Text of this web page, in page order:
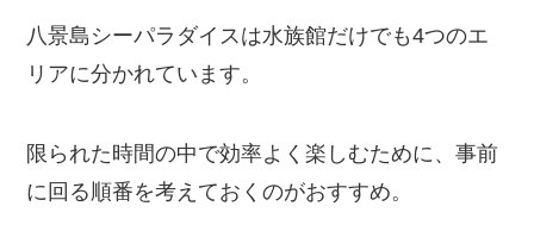
八景島シーパラダイスは水族館だけでも4つのエ
リアに分かれています。
限られた時間の中で効率よく楽しむために、事前
に回る順番を考えておくのがおすすめ。